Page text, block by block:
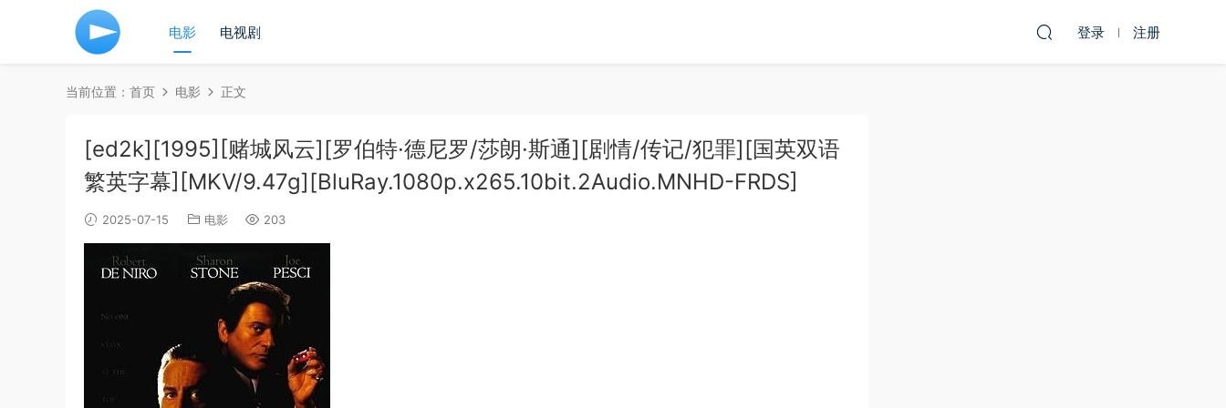
电影 电视剧 登录 注册
当前位置： 首页 电影 正文
[ed2k][1995][赌城风云][罗伯特·德尼罗/莎朗·斯通][剧情/传记/犯罪][国英双语
繁英字幕][MKV/9.47g][BluRay.1080p.x265.10bit.2Audio.MNHD-FRDS]
2025-07-15 电影 203